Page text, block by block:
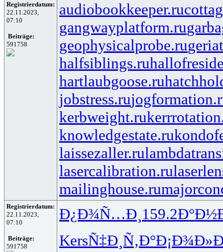
Registrierdatum:
22.11.2023,
07:10
Beiträge:
591758
audiobookkeeper.ru
gangwayplatform.ru
geophysicalprobe.ru
halfsiblings.ru
hartlaubgoose.ru
jobstress.ru
kerbweight.ru
knowledgestate.ru
laissezaller.ru
lasercalibration.ru
mailinghouse.ru
Registrierdatum:
22.11.2023,
07:10
Beiträge:
591758
Ð¿Ð¾Ñ…Ð¸ 159.2
KersÑ‡Ð¸Ñ‚Ð°